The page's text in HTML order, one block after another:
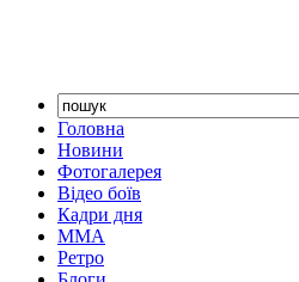
Головна
Новини
Фотогалерея
Відео боїв
Кадри дня
ММА
Ретро